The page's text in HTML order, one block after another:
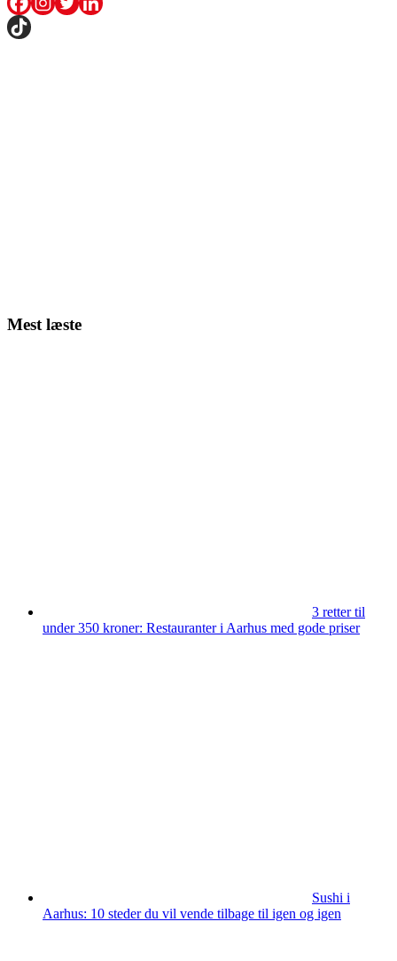
Mest læste
3 retter til
under 350 kroner: Restauranter i Aarhus med gode priser
Sushi i
Aarhus: 10 steder du vil vende tilbage til igen og igen